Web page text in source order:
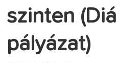
szinten
pályázat)